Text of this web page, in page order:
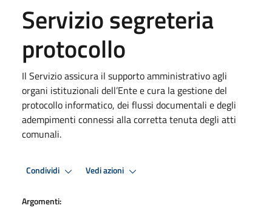
Servizio segreteria
protocollo
Il Servizio assicura il supporto amministrativo agli
organi istituzionali dell’Ente e cura la gestione del
protocollo informatico, dei flussi documentali e degli
adempimenti connessi alla corretta tenuta degli atti
comunali.
Condividi Vedi azioni
Argomenti: